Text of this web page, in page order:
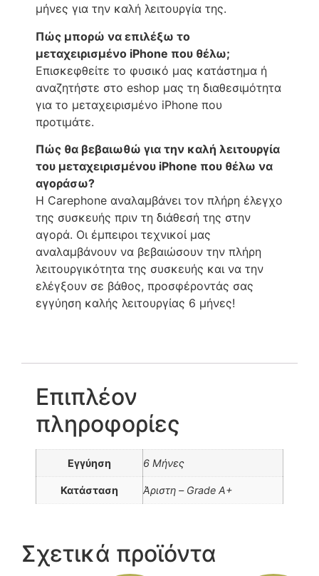
μήνες για την καλή λειτουργία της.
Πώς μπορώ να επιλέξω το
μεταχειρισμένο iPhone που θέλω;
Επισκεφθείτε το φυσικό μας κατάστημα ή
αναζητήστε στο eshop μας τη διαθεσιμότητα
για το μεταχειρισμένο iPhone που
προτιμάτε.
Πώς θα βεβαιωθώ για την καλή λειτουργία
του μεταχειρισμένου iPhone που θέλω να
αγοράσω?
Η Carephone αναλαμβάνει τον πλήρη έλεγχο
της συσκευής πριν τη διάθεσή της στην
αγορά. Οι έμπειροι τεχνικοί μας
αναλαμβάνουν να βεβαιώσουν την πλήρη
λειτουργικότητα της συσκευής και να την
ελέγξουν σε βάθος, προσφέροντάς σας
εγγύηση καλής λειτουργίας 6 μήνες!
Επιπλέον
πληροφορίες
Εγγύηση 6 Μήνες
Κατάσταση Άριστη – Grade A+
Σχετικά προϊόντα